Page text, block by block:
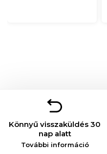
Könnyű visszaküldés 30
nap alatt
További információ